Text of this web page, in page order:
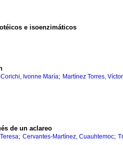
e isoenzimáticos
Ivonne María; Martínez Torres,
de un aclareo
; Cervantes-Martínez, Cuauhtemoc;